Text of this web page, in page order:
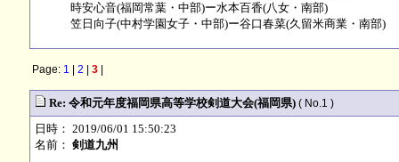
時安心音(福岡常葉・中部)ー水本百香(八女・南部)
笠日向子(中村学園女子・中部)ー谷口春菜(久留米商業・南部)
Page: 1 2 3|
Re: 令和元年度福岡県高等学校剣道大会(福岡県) ( No.1 )
日時： 2019/06/01 15:50:23
名前： 剣道九州